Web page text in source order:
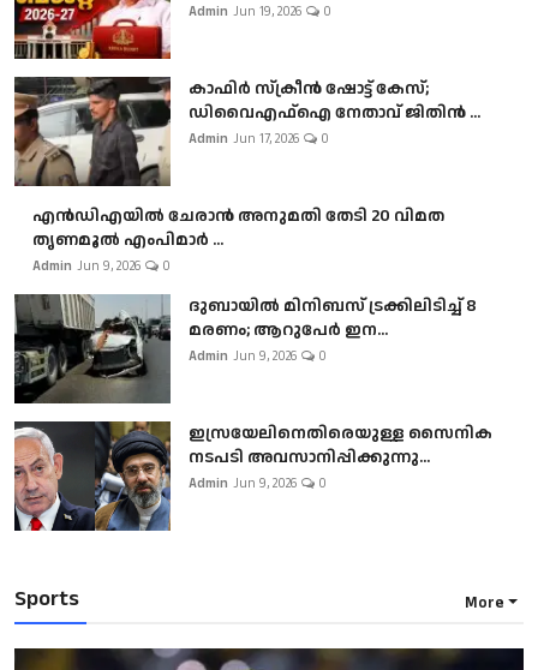
Admin Jun 19, 2026 0
കാഫിർ സ്‌ക്രീൻ ഷോട്ട് കേസ്;
ഡിവൈഎഫ്ഐ നേതാവ് ജിതിൻ ...
Admin Jun 17, 2026 0
എൻഡിഎയിൽ ചേരാൻ അനുമതി തേടി 20 വിമത
തൃണമൂൽ എംപിമാർ ...
Admin Jun 9, 2026 0
ദുബായിൽ മിനിബസ്​ ട്രക്കിലിടിച്ച് 8
മരണം; ആറുപേർ ഇന...
Admin Jun 9, 2026 0
ഇസ്രയേലിനെതിരെയുള്ള സൈനിക
നടപടി അവസാനിപ്പിക്കുന്നു...
Admin Jun 9, 2026 0
Sports More